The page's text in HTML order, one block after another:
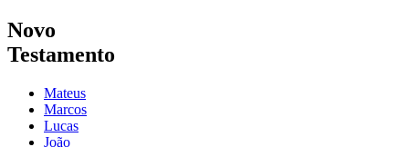
Novo
Testamento
Mateus
Marcos
Lucas
João